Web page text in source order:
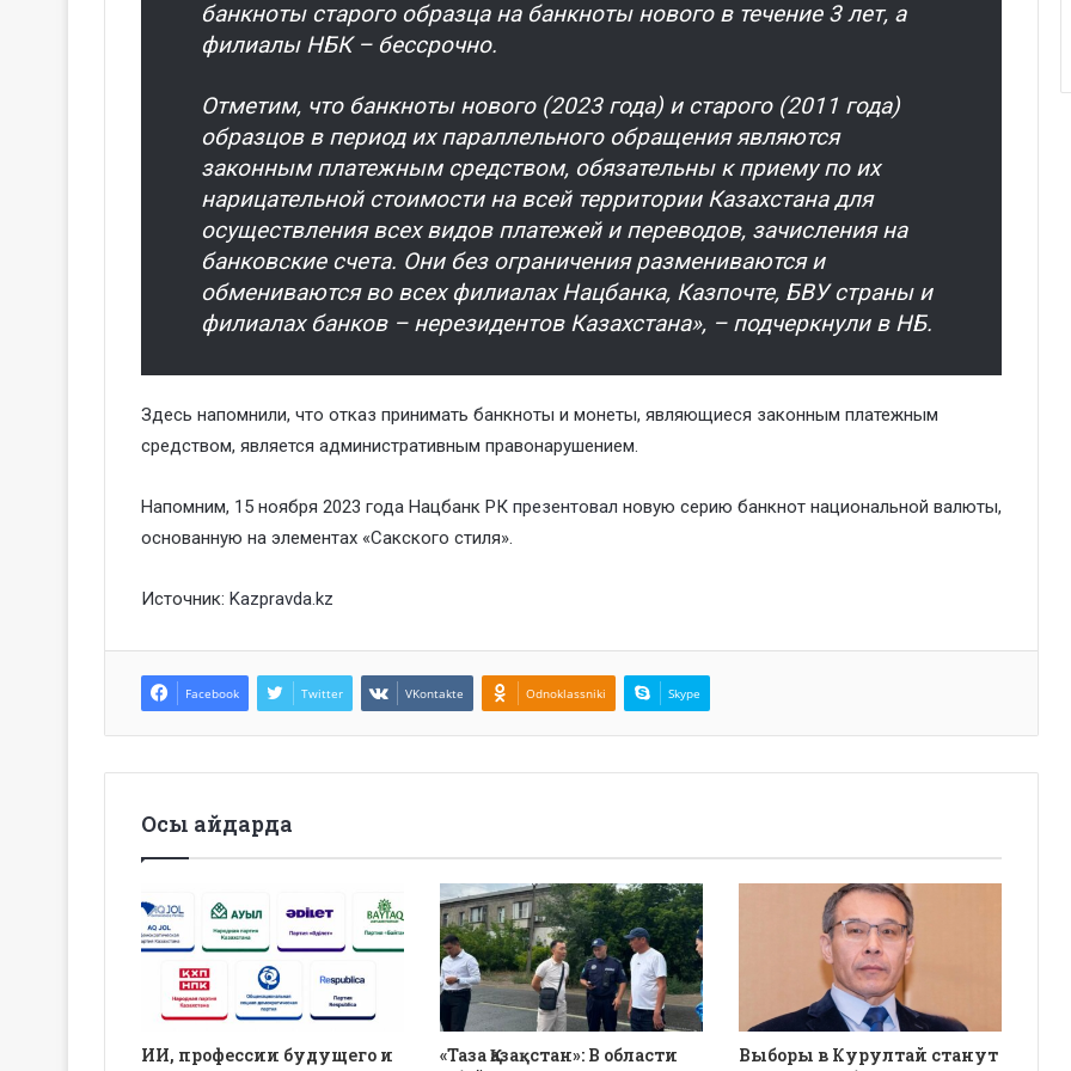
банкноты старого образца на банкноты нового в течение 3 лет, а
филиалы НБК – бессрочно.
Отметим, что банкноты нового (2023 года) и старого (2011 года)
образцов в период их параллельного обращения являются
законным платежным средством, обязательны к приему по их
нарицательной стоимости на всей территории Казахстана для
осуществления всех видов платежей и переводов, зачисления на
банковские счета. Они без ограничения размениваются и
обмениваются во всех филиалах Нацбанка, Казпочте, БВУ страны и
филиалах банков – нерезидентов Казахстана», – подчеркнули в НБ.
Здесь напомнили, что отказ принимать банкноты и монеты, являющиеся законным платежным
средством, является административным правонарушением.
Напомним, 15 ноября 2023 года Нацбанк РК презентовал новую серию банкнот национальной валюты,
основанную на элементах «Сакского стиля».
Источник: Kazpravda.kz
Facebook Twitter VKontakte Odnoklassniki Skype
Осы айдарда
ИИ, профессии будущего и
«Таза Қазақстан»: В области
Выборы в Курултай станут